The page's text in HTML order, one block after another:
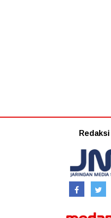
Redaksi